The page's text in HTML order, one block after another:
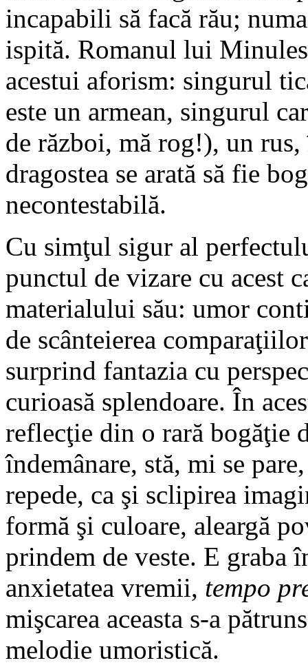
incapabili să facă rău;
ispită. Romanul lui
acestui aforism: singurul
este un armean, singurul
de război, mă rog!), un
dragostea se arată să fie
necontestabilă.
Cu simţul sigur al
punctul de vizare cu acest
materialului său: umor
de scânteierea
surprind fantazia cu
curioasă splendoare. În
reflecţie din o rară bogăţie
îndemânare, stă, mi se
repede, ca şi sclipirea
formă şi culoare, aleargă
prindem de veste. E graba
anxietatea vremii, tempo
mişcarea aceasta s-a
melodie umoristică.